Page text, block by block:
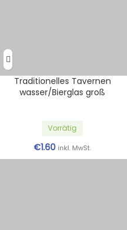
Traditionelles Tavernen
wasser/Bierglas groß
Vorrätig
€1.60 inkl. MwSt.